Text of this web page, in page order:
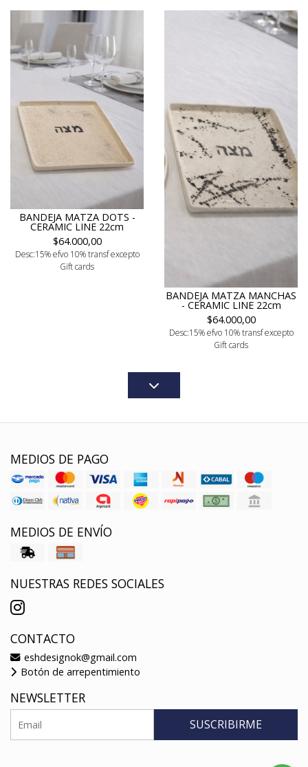
BANDEJA MATZA DOTS -
CERAMIC LINE 22cm
$64.000,00
Desc:15% efvo 10% transf excepto
Gift cards
BANDEJA MATZA MANCHAS
- CERAMIC LINE 22cm
$64.000,00
Desc:15% efvo 10% transf excepto
Gift cards
MEDIOS DE PAGO
MEDIOS DE ENVÍO
NUESTRAS REDES SOCIALES
CONTACTO
eshdesignok@gmail.com
Botón de arrepentimiento
NEWSLETTER
SUSCRIBIRME